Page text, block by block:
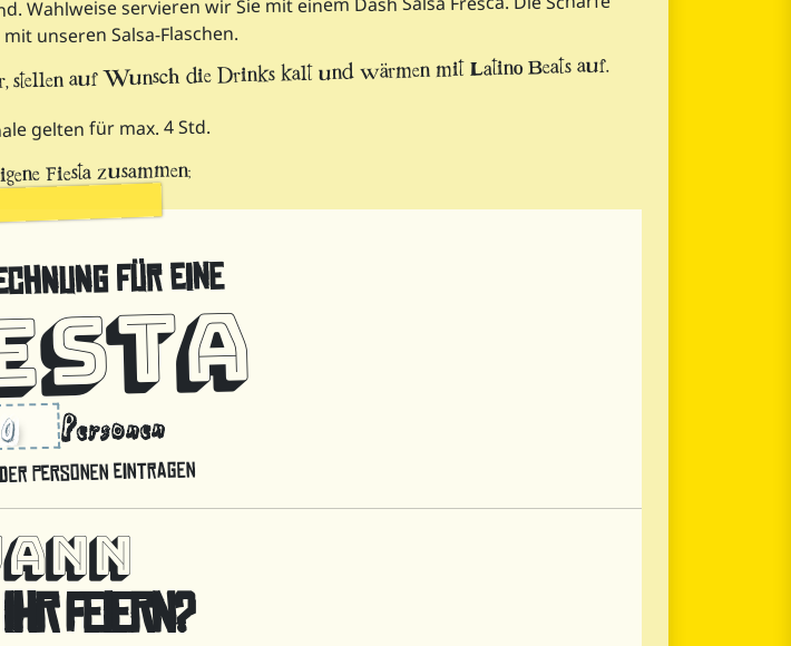
Wahlweise servieren wir Sie mit einem Dash Salsa Fresca. Die Schärfe
unseren Salsa-Flaschen.
auf Wunsch die Drinks kalt und wärmen mit Latino Beats auf.
gelten für max. 4 Std.
Fiesta zusammen;
für eine
Personen
Personen eintragen
FEIERN?